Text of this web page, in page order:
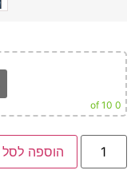
0
הוספה לסל